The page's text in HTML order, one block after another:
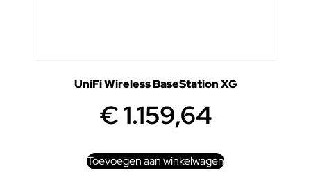
UniFi Wireless BaseStation XG
€1.159,64
Toevoegen aan winkelwagen